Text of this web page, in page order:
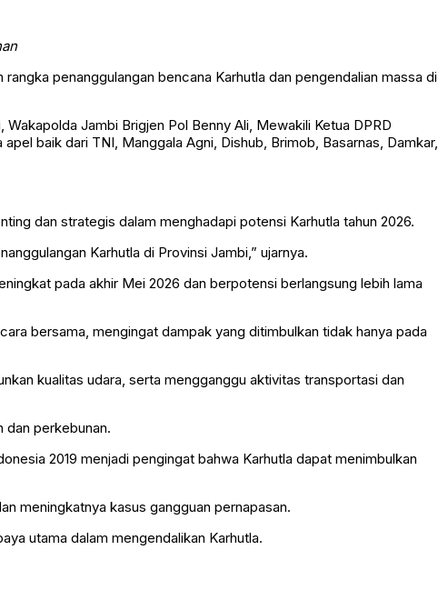
penanggulangan bencana Karhutla dan pengendalian massa di
Jambi Brigjen Pol Benny Ali, Mewakili Ketua DPRD
baik dari TNI, Manggala Agni, Dishub, Brimob, Basarnas, Damkar,
dan strategis dalam menghadapi potensi Karhutla tahun 2026.
Karhutla di Provinsi Jambi,” ujarnya.
pada akhir Mei 2026 dan berpotensi berlangsung lebih lama
bersama, mengingat dampak yang ditimbulkan tidak hanya pada
kualitas udara, serta mengganggu aktivitas transportasi dan
dan perkebunan.
2019 menjadi pengingat bahwa Karhutla dapat menimbulkan
meningkatnya kasus gangguan pernapasan.
utama dalam mengendalikan Karhutla.